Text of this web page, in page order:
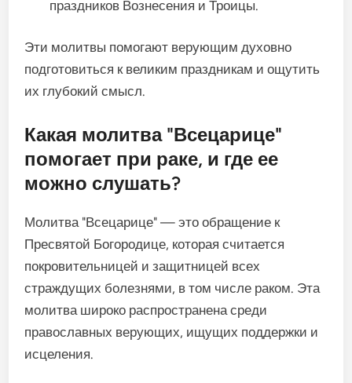
праздников Вознесения и Троицы.
Эти молитвы помогают верующим духовно
подготовиться к великим праздникам и ощутить
их глубокий смысл.
Какая молитва "Всецарице"
помогает при раке, и где ее
можно слушать?
Молитва "Всецарице" — это обращение к
Пресвятой Богородице, которая считается
покровительницей и защитницей всех
страждущих болезнями, в том числе раком. Эта
молитва широко распространена среди
православных верующих, ищущих поддержки и
исцеления.